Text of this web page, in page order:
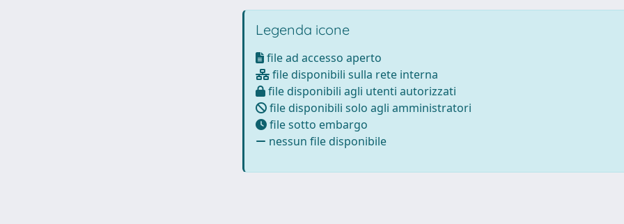
Legenda icone
file ad accesso aperto
file disponibili sulla rete interna
file disponibili agli utenti autorizzati
file disponibili solo agli amministratori
file sotto embargo
nessun file disponibile